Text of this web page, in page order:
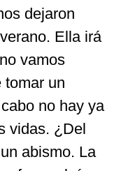
dejaron
Ella irá
vamos
tomar un
no hay ya
vidas. ¿Del
abismo. La